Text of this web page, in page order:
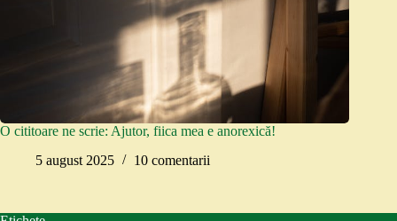
O cititoare ne scrie: Ajutor, fiica mea e anorexică!
5 august 2025
10 comentarii